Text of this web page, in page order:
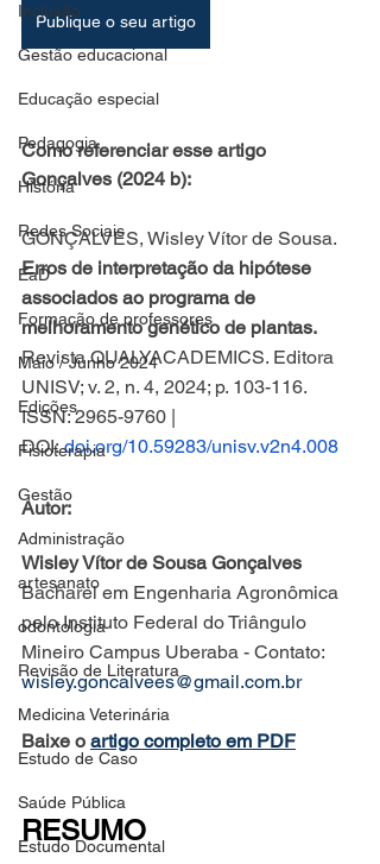
Inclusão
Gestão educacional
Educação especial
Pedagogia
História
Redes Sociais
EaD
Formação de professores
Maio / Junho 2024
Edições
Fisioterapia
Gestão
Administração
artesanato
odontologia
Revisão de Literatura
Medicina Veterinária
Estudo de Caso
Saúde Pública
Estudo Documental
Publique o seu artigo
Como referenciar esse artigo
Gonçalves (2024 b):
GONÇALVES, Wisley Vítor de Sousa.
Erros de interpretação da hipótese
associados ao programa de
melhoramento genético de plantas.
Revista QUALYACADEMICS. Editora
UNISV; v. 2, n. 4, 2024; p. 103-116.
ISSN: 2965-9760 |
DOI: doi.org/10.59283/unisv.v2n4.008
Autor:
Wisley Vítor de Sousa Gonçalves
Bacharel em Engenharia Agronômica
pelo Instituto Federal do Triângulo
Mineiro Campus Uberaba - Contato:
wisley.goncalvees@gmail.com.br
Baixe o artigo completo em PDF
RESUMO